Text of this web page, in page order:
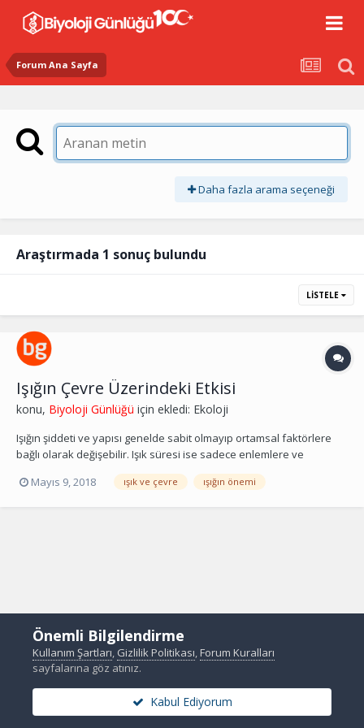
Forum Ana Sayfa
Daha fazla arama seçeneği
Araştırmada 1 sonuç bulundu
LISTELE
Işığın Çevre Üzerindeki Etkisi
konu, Biyoloji Günlüğü için ekledi: Ekoloji
Işığın şiddeti ve yapısı genelde sabit olmayıp ortamsal faktörlere
bağlı olarak değişebilir. Işık süresi ise sadece enlemlere ve
mevsimlere bağlı olarak düzenli bir değişim gösterir. Bitki ve
hayvanların çoğunda izlenen fizyolojik aktiviteler gece-gündüz
Mayıs 9, 2018 ışık ve çevre ışığın önemi
Önemli Bilgilendirme
Kullanım Şartları, Gizlilik Politikası,Forum Kuralları
sayfalarına göz atınız.
Kabul Ediyorum